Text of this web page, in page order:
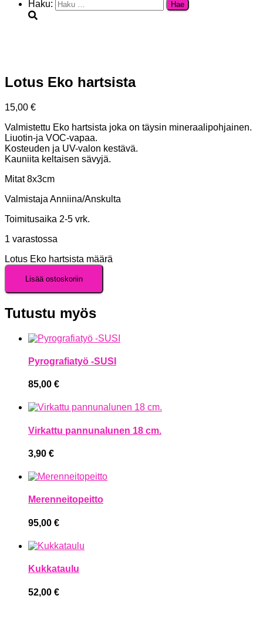
Haku:
Lotus Eko hartsista
15,00 €
Valmistettu Eko hartsista joka on täysin mineraalipohjainen.
Liuotin-ja VOC-vapaa.
Kosteuden ja UV-valon kestävä.
Kauniita keltaisen sävyjä.
Mitat 8x3cm
Valmistaja Anniina/Anskulta
Toimitusaika 2-5 vrk.
1 varastossa
Lotus Eko hartsista määrä
Lisää ostoskoriin
Tutustu myös
Pyrografiatyö -SUSI
85,00 €
Virkattu pannunalunen 18 cm.
3,90 €
Merenneitopeitto
95,00 €
Kukkataulu
52,00 €